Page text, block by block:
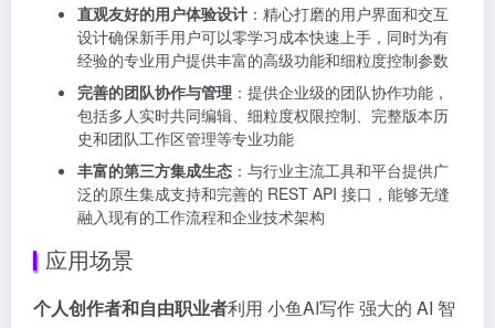
直观友好的用户体验设计 ：精心打磨的用户界面和交互
设计确保新手用户可以零学习成本快速上手，同时为有
经验的专业用户提供丰富的高级功能和细粒度控制参数
完善的团队协作与管理 ：提供企业级的团队协作功能，
包括多人实时共同编辑、细粒度权限控制、完整版本历
史和团队工作区管理等专业功能
丰富的第三方集成生态 ：与行业主流工具和平台提供广
泛的原生集成支持和完善的 REST API 接口，能够无缝
融入现有的工作流程和企业技术架构
应用场景
个人创作者和自由职业者利用 小鱼AI写作 强大的 AI 智